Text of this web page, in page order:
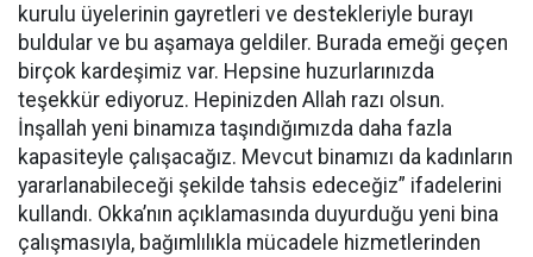
kurulu üyelerinin gayretleri ve destekleriyle burayı
buldular ve bu aşamaya geldiler. Burada emeği geçen
birçok kardeşimiz var. Hepsine huzurlarınızda
teşekkür ediyoruz. Hepinizden Allah razı olsun.
İnşallah yeni binamıza taşındığımızda daha fazla
kapasiteyle çalışacağız. Mevcut binamızı da kadınların
yararlanabileceği şekilde tahsis edeceğiz” ifadelerini
kullandı. Okka’nın açıklamasında duyurduğu yeni bina
çalışmasıyla, bağımlılıkla mücadele hizmetlerinden